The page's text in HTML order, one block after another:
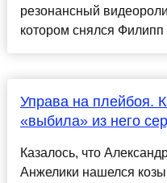
резонансный
котором снялся Филипп
Управа на плейбоя.
«выбила» из него
Казалось, что
Анжелики нашелся